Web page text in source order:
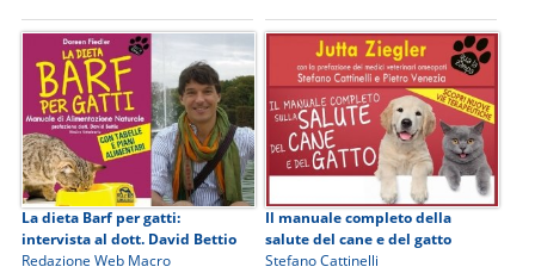
La dieta Barf per gatti:
intervista al dott. David Bettio
Redazione Web Macro
Il manuale completo della
salute del cane e del gatto
Stefano Cattinelli